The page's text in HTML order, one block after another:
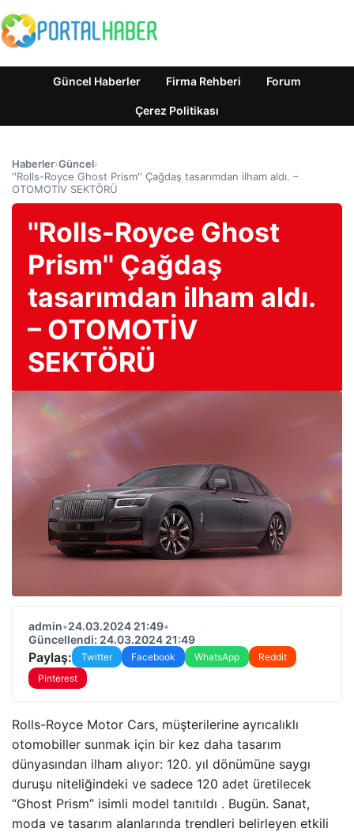
Güncel Haberler Firma Rehberi Forum
Çerez Politikası
Haberler›Güncel›
''Rolls-Royce Ghost Prism'' Çağdaş tasarımdan ilham aldı. –
OTOMOTİV SEKTÖRÜ
''Rolls-Royce Ghost
Prism'' Çağdaş
tasarımdan ilham aldı.
– OTOMOTİV
SEKTÖRÜ
admin•24.03.2024 21:49•
Güncellendi: 24.03.2024 21:49
Paylaş: Twitter Facebook WhatsApp
Reddit
Pinterest
Rolls-Royce Motor Cars, müşterilerine ayrıcalıklı
otomobiller sunmak için bir kez daha tasarım
dünyasından ilham alıyor: 120. yıl dönümüne saygı
duruşu niteliğindeki ve sadece 120 adet üretilecek
“Ghost Prism” isimli model tanıtıldı . Bugün. Sanat,
moda ve tasarım alanlarında trendleri belirleyen etkili